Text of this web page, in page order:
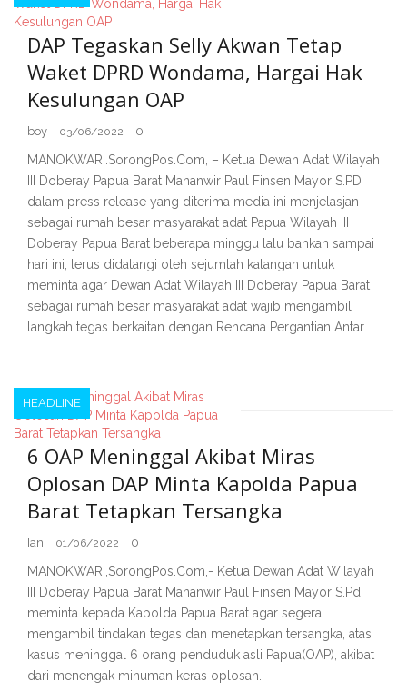
DAP Tegaskan Selly Akwan Tetap
Waket DPRD Wondama, Hargai Hak
Kesulungan OAP
boy 03/06/2022 0
MANOKWARI.SorongPos.Com, – Ketua Dewan Adat Wilayah
III Doberay Papua Barat Mananwir Paul Finsen Mayor S.PD
dalam press release yang diterima media ini menjelasjan
sebagai rumah besar masyarakat adat Papua Wilayah III
Doberay Papua Barat beberapa minggu lalu bahkan sampai
hari ini, terus didatangi oleh sejumlah kalangan untuk
meminta agar Dewan Adat Wilayah III Doberay Papua Barat
sebagai rumah besar masyarakat adat wajib mengambil
langkah tegas berkaitan dengan Rencana Pergantian Antar
HEADLINE
6 OAP Meninggal Akibat Miras
Oplosan DAP Minta Kapolda Papua
Barat Tetapkan Tersangka
Ian 01/06/2022 0
MANOKWARI,SorongPos.Com,- Ketua Dewan Adat Wilayah
III Doberay Papua Barat Mananwir Paul Finsen Mayor S.Pd
meminta kepada Kapolda Papua Barat agar segera
mengambil tindakan tegas dan menetapkan tersangka, atas
kasus meninggal 6 orang penduduk asli Papua(OAP), akibat
dari menengak minuman keras oplosan.